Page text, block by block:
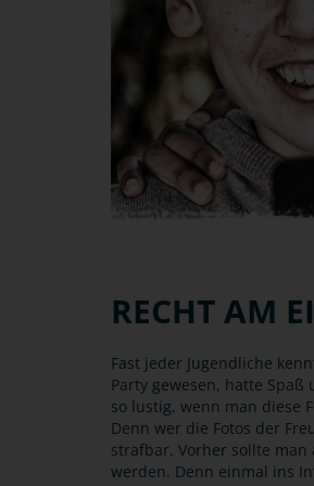
RECHT AM
Fast jeder Jugendliche
Party gewesen, hatte
so lustig, wenn man diese
Denn wer die Fotos der
strafbar. Vorher sollte
werden. Denn einmal ins